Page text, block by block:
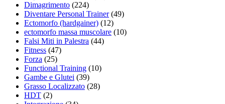
Dimagrimento (224)
Diventare Personal Trainer(49)
Ectomorfo (hardgainer) (12)
ectomorfo massa muscolare (10)
Falsi Miti in Palestra (44)
Fitness (47)
Forza (25)
Functional Training (10)
Gambe e Glutei (39)
Grasso Localizzato (28)
HDT (2)